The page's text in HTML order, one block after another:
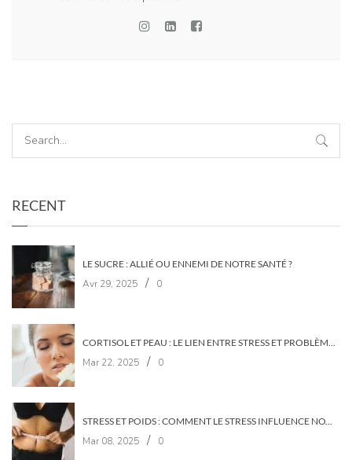
RECENT
LE SUCRE : ALLIÉ OU ENNEMI DE NOTRE SANTÉ ?
Avr 29, 2025 / 0
CORTISOL ET PEAU : LE LIEN ENTRE STRESS ET PROBLÈMES DE PEAU
Mar 22, 2025 / 0
STRESS ET POIDS : COMMENT LE STRESS INFLUENCE NOTRE POIDS ?
Mar 08, 2025 / 0